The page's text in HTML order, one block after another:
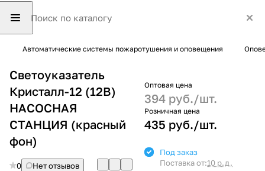
Автоматические системы пожаротушения и оповещения
Светоуказатель
Кристалл-12 (12В)
НАСОСНАЯ
СТАНЦИЯ (красный
фон)
0
Нет отзывов
Оптовая цена
394 руб./шт.
Розничная цена
435 руб./шт.
Под заказ
Поставка от:10 р.д.